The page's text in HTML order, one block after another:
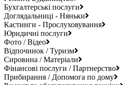
Бухгалтерські послуги
Доглядальниці - Няньки
Кастинги - Прослуховування
Юридичні послуги
Фото / Відео
Відпочинок / Туризм
Сировина / Матеріали
Фінансові послуги / Партнерство
Прибирання / Допомога по дому